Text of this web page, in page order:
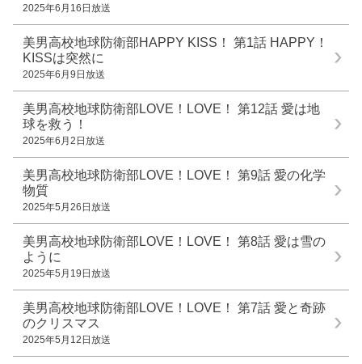
2025年6月16日放送
美男高校地球防衛部HAPPY KISS！ 第1話 HAPPY！
KISSは突然に
2025年6月9日放送
美男高校地球防衛部LOVE！LOVE！ 第12話 愛は地
球を救う！
2025年6月2日放送
美男高校地球防衛部LOVE！LOVE！ 第9話 愛の化学
物質
2025年5月26日放送
美男高校地球防衛部LOVE！LOVE！ 第8話 愛は雪の
ように
2025年5月19日放送
美男高校地球防衛部LOVE！LOVE！ 第7話 愛と奇跡
のクリスマス
2025年5月12日放送